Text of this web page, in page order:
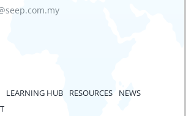
LEARNING HUB RESOURCES
NEWS